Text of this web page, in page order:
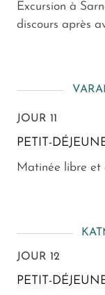
Excursion à
discours après
JOUR 11
PETIT-
Matinée libre et
JOUR 12
PETIT-